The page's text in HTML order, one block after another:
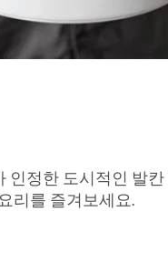
인정한 도시적인 발
리를 즐겨보세요.